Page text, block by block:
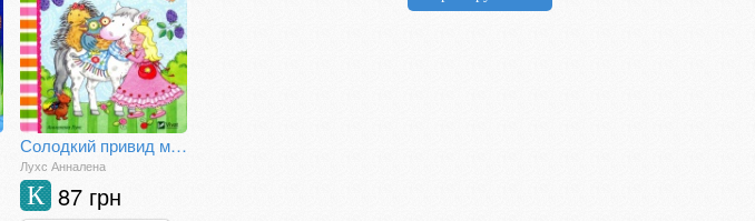
Солодкий привид місячного сяйва. Принцеса Аннелі і наймиліший у світі поні
Лухс Анналена
87 грн
К